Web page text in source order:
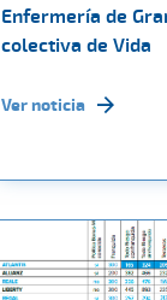
Enfermería de
colectiva de Vida
Ver noticia